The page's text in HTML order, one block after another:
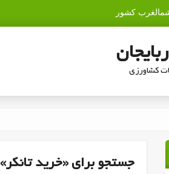
کشور
کشاورزی
جستجو برای «خرید تانکر»